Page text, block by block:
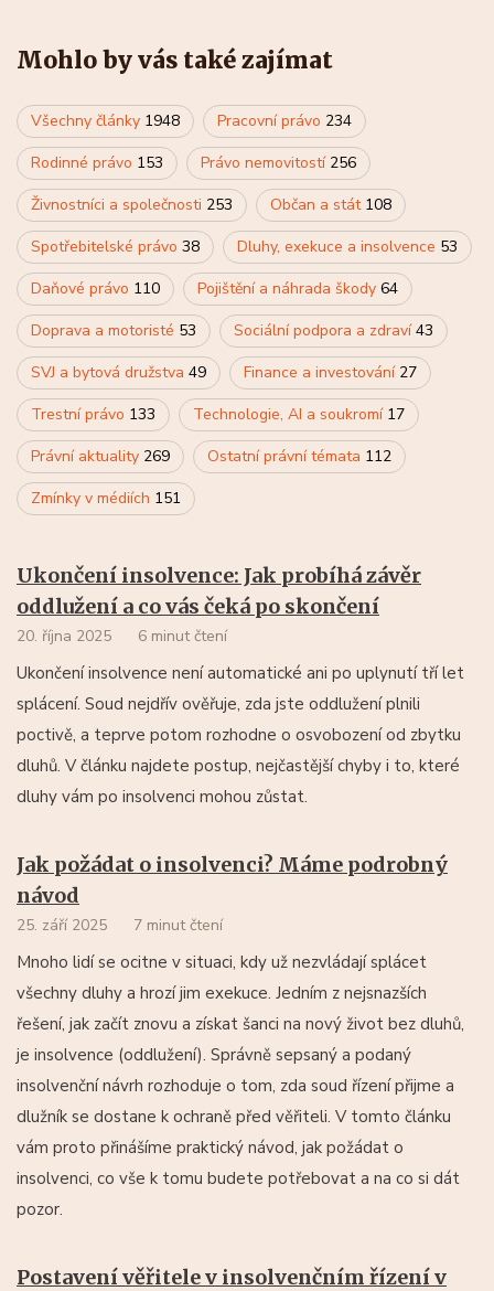
Mohlo by vás také zajímat
Všechny články 1948 Pracovní právo 234
Rodinné právo 153 Právo nemovitostí 256
Živnostníci a společnosti 253 Občan a stát 108
Spotřebitelské právo 38 Dluhy, exekuce a insolvence 53
Daňové právo 110 Pojištění a náhrada škody 64
Doprava a motoristé 53 Sociální podpora a zdraví43
SVJ a bytová družstva 49 Finance a investování 27
Trestní právo 133 Technologie, AI a soukromí 17
Právní aktuality 269 Ostatní právní témata 112
Zmínky v médiích 151
Ukončení insolvence: Jak probíhá závěr
oddlužení a co vás čeká po skončení
20. října 2025 6 minut čtení
Ukončení insolvence není automatické ani po uplynutí tří let
splácení. Soud nejdřív ověřuje, zda jste oddlužení plnili
poctivě, a teprve potom rozhodne o osvobození od zbytku
dluhů. V článku najdete postup, nejčastější chyby i to, které
dluhy vám po insolvenci mohou zůstat.
Jak požádat o insolvenci? Máme podrobný
návod
25. září 2025 7 minut čtení
Mnoho lidí se ocitne v situaci, kdy už nezvládají splácet
všechny dluhy a hrozí jim exekuce. Jedním z nejsnazších
řešení, jak začít znovu a získat šanci na nový život bez dluhů,
je insolvence (oddlužení). Správně sepsaný a podaný
insolvenční návrh rozhoduje o tom, zda soud řízení přijme a
dlužník se dostane k ochraně před věřiteli. V tomto článku
vám proto přinášíme praktický návod, jak požádat o
insolvenci, co vše k tomu budete potřebovat a na co si dát
pozor.
Postavení věřitele v insolvenčním řízení v